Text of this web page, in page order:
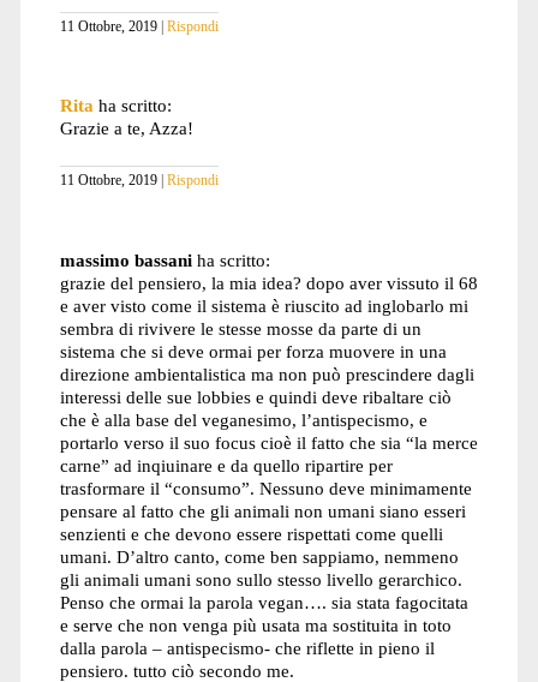
11 Ottobre, 2019 Rispondi
Rita ha scritto:
Grazie a te, Azza!
11 Ottobre, 2019 Rispondi
massimo bassani ha scritto:
grazie del pensiero, la mia idea? dopo aver vissuto il 68
e aver visto come il sistema è riuscito ad inglobarlo mi
sembra di rivivere le stesse mosse da parte di un
sistema che si deve ormai per forza muovere in una
direzione ambientalistica ma non può prescindere dagli
interessi delle sue lobbies e quindi deve ribaltare ciò
che è alla base del veganesimo, l’antispecismo, e
portarlo verso il suo focus cioè il fatto che sia “la merce
carne” ad inqiuinare e da quello ripartire per
trasformare il “consumo”. Nessuno deve minimamente
pensare al fatto che gli animali non umani siano esseri
senzienti e che devono essere rispettati come quelli
umani. D’altro canto, come ben sappiamo, nemmeno
gli animali umani sono sullo stesso livello gerarchico.
Penso che ormai la parola vegan…. sia stata fagocitata
e serve che non venga più usata ma sostituita in toto
dalla parola – antispecismo- che riflette in pieno il
pensiero. tutto ciò secondo me.